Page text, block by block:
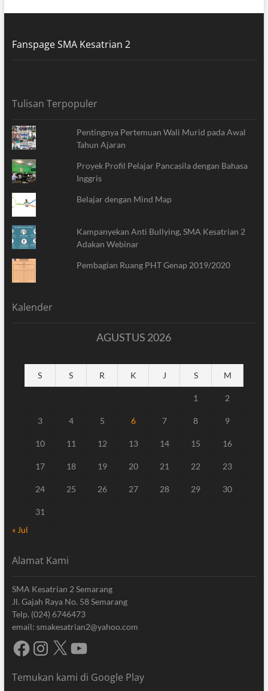
Fanspage SMA Kesatrian 2
Tulisan Terpopuler
Pentingnya Pertemuan Wali Murid pada Awal
Tahun Ajaran
Proyek Profil Pelajar Pancasila dengan Bahasa
Inggris
Belajar dengan Mind Map
Kampanyekan Anti Bullying, SMA Kesatrian 2
Adakan Webinar
Pembagian Ruang PHT Genap 2019/2020
Kalender
AGUSTUS 2026
S S R K J S M
1 2
3 4 5 6 7 8 9
10 11 12 13 14 15 16
17 18 19 20 21 22 23
24 25 26 27 28 29 30
31
« Jul
Alamat Kami
SMA Kesatrian 2 Semarang
Jl. Gajah Raya No. 58 Semarang
Telp. (024) 6746473
email: smakesatrian2@yahoo.com
FacebookInstagram
X YouTube
Temukan kami di Google Play